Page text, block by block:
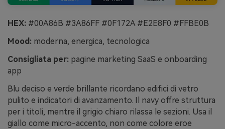
HEX: #00A86B #3A86FF #0F172A #E2E8F0 #FFBE0B
Mood: moderna, energica, tecnologica
Consigliata per: pagine marketing SaaS e onboarding
app
Blu deciso e verde brillante ricordano edifici di vetro
pulito e indicatori di avanzamento. Il navy offre struttura
per i titoli, mentre il grigio chiaro rilassa le sezioni. Usa il
giallo come micro-accento, non come colore eroe